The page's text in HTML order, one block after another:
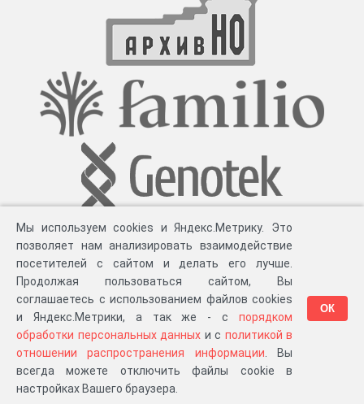
Разработка компании «Великіе предки», 2023-2026 гг. Блог.Суть проекта
Персональные данные.Распространение информации . ЧаВО. Сборка 111.35
Мы используем cookies и Яндекс.Метрику. Это
позволяет нам анализировать взаимодействие
посетителей с сайтом и делать его лучше.
Продолжая пользоваться сайтом, Вы
соглашаетесь с использованием файлов cookies
и Яндекс.Метрики, а так же - с порядком
обработки персональных данных и с политикой в
отношении распространения информации . Вы
всегда можете отключить файлы cookie в
настройках Вашего браузера.
ОК
в «Мои документы»
…или в один из ваших проектов: